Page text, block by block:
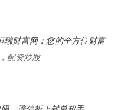
瑞财富网：您的全方位财富
配资炒股